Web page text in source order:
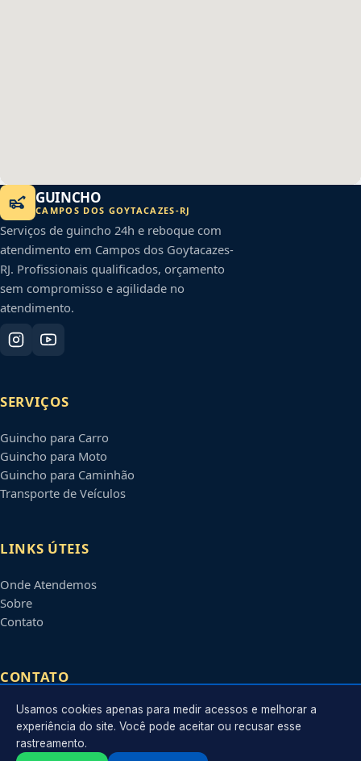
GUINCHO
CAMPOS DOS GOYTACAZES-RJ
Serviços de guincho 24h e reboque com
atendimento em Campos dos Goytacazes-
RJ. Profissionais qualificados, orçamento
sem compromisso e agilidade no
atendimento.
SERVIÇOS
Guincho para Carro
Guincho para Moto
Guincho para Caminhão
Transporte de Veículos
LINKS ÚTEIS
Onde Atendemos
Sobre
Contato
CONTATO
Atendimento emCampos dos Goytacazes- RJ e regiões
parceiras
contato@guinchocamposgoytacazes.com.br
Usamos cookies apenas para medir acessos e melhorar a
experiência do site. Você pode aceitar ou recusar esse
rastreamento.